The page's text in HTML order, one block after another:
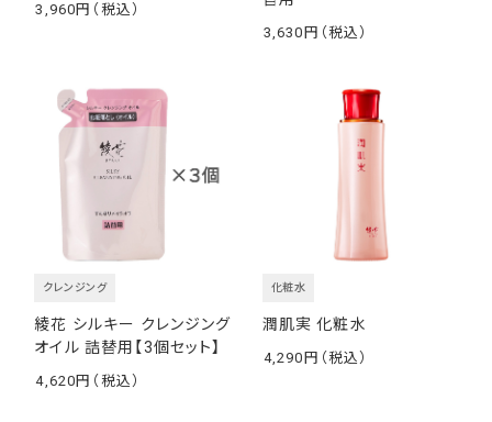
3,960
3,630
綾花 シルキー クレンジング
オイル 詰替用【3個セット】
クレンジング
4,620
潤肌実 化粧水
化粧水
4,290